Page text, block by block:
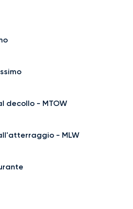
decollo - MTOW
- MLW